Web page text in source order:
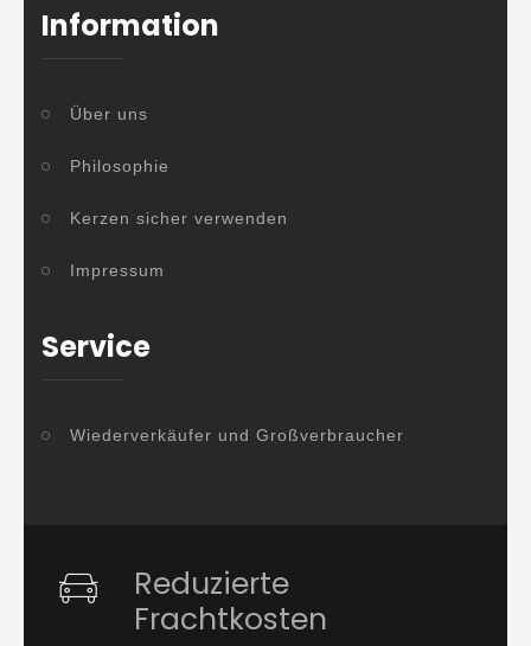
Information
Über uns
Philosophie
Kerzen sicher verwenden
Impressum
Service
Wiederverkäufer und Großverbraucher
Reduzierte
Frachtkosten